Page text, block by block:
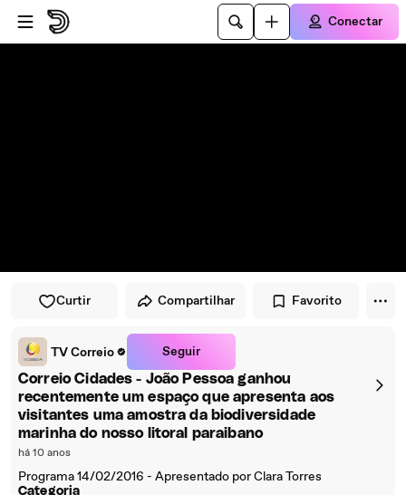
Pular para o player
Ir para o conteúdo principal
Conectar
Curtir Compartilhar Favorito
TV Correio Seguir
Correio Cidades - João Pessoa ganhou
recentemente um espaço que apresenta aos
visitantes uma amostra da biodiversidade
marinha do nosso litoral paraibano
há 10 anos
Programa 14/02/2016 - Apresentado por Clara Torres
Categoria